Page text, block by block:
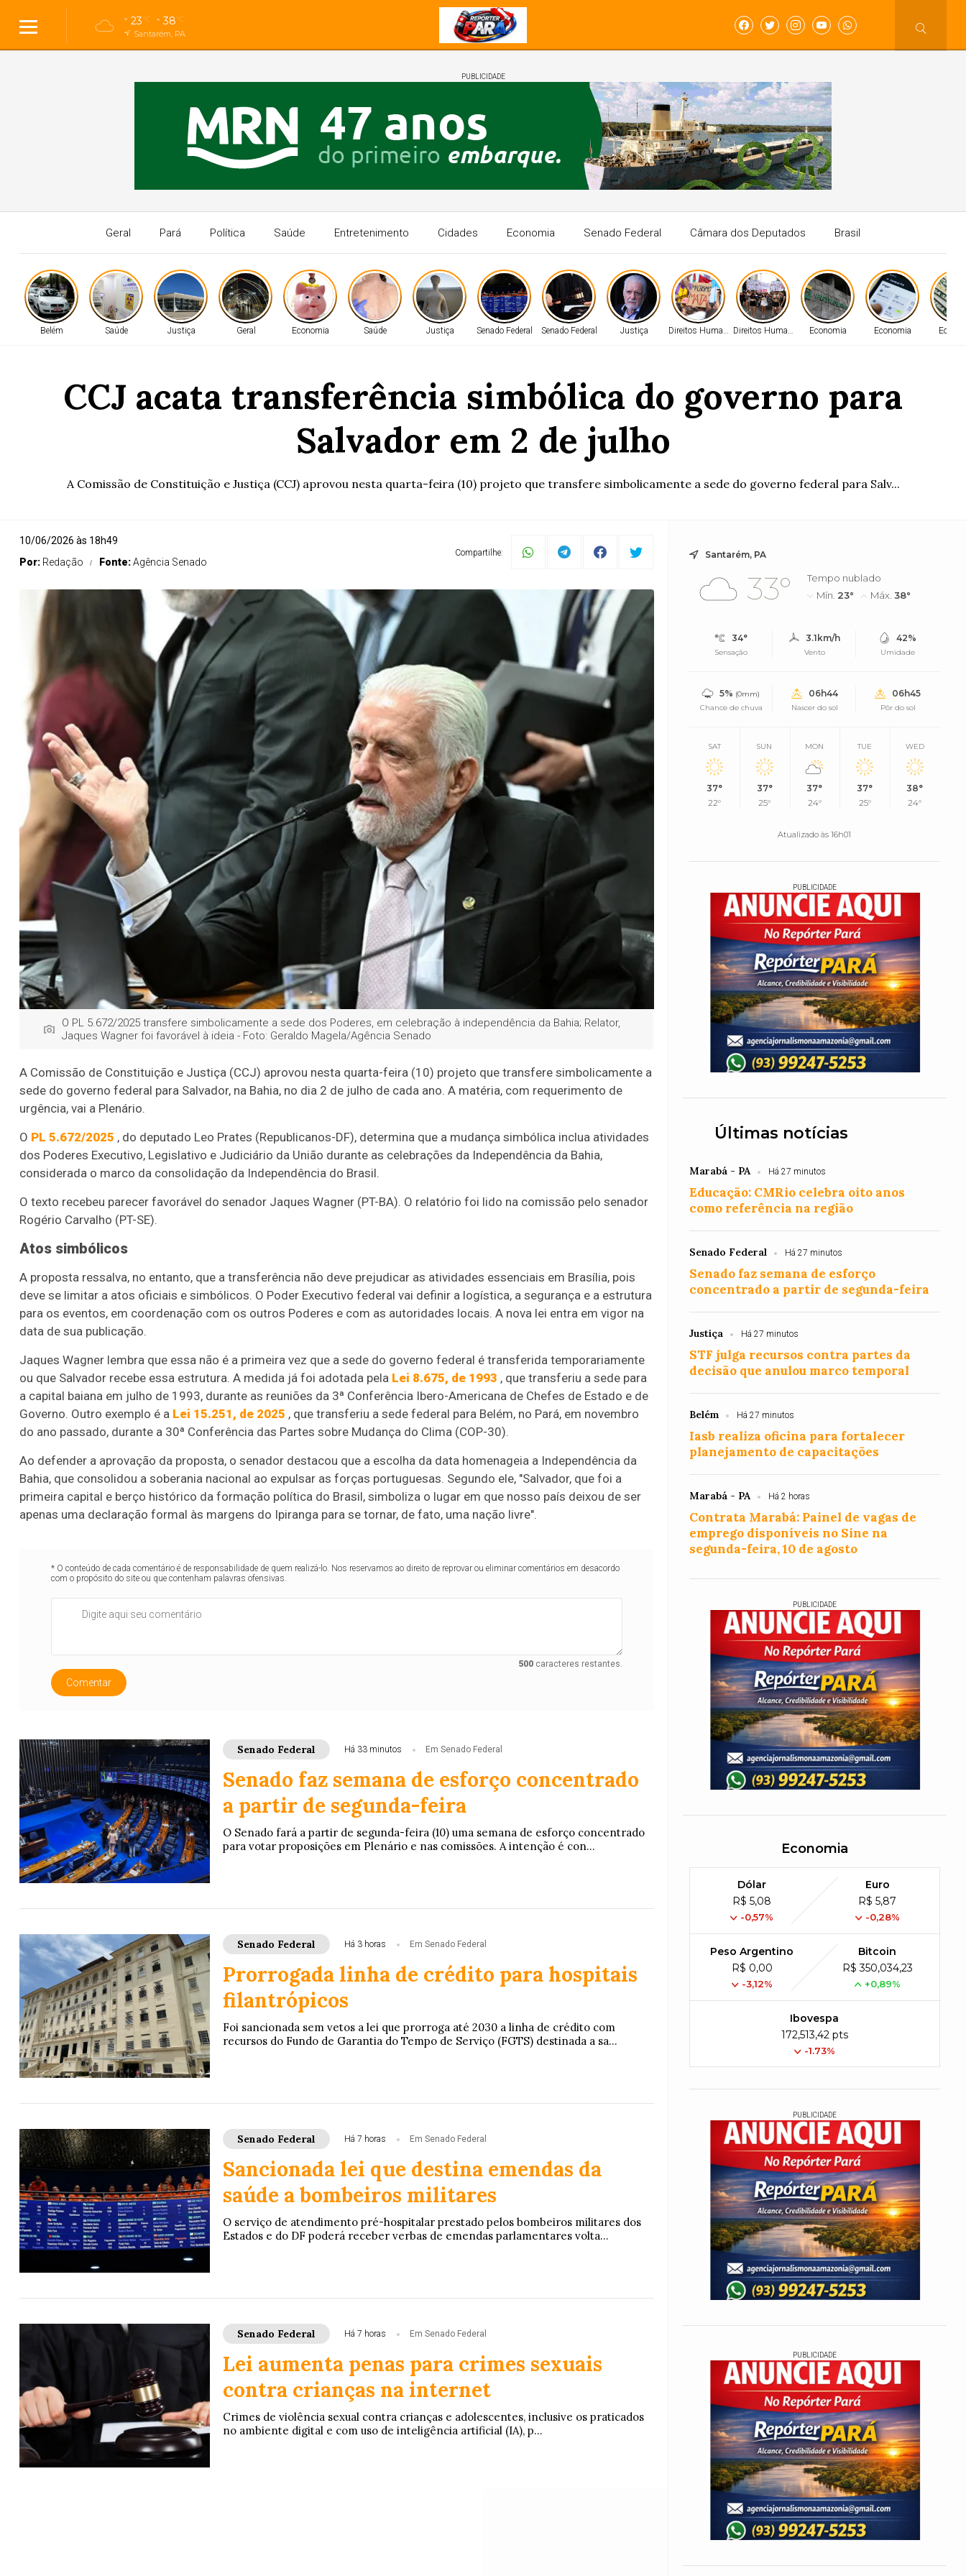
23°C 38°C
Santarém, PA
PUBLICIDADE
Geral Pará Política Saúde Entretenimento Cidades Economia Senado Federal Câmara dos Deputados Brasil
Belém Saúde Justiça Geral Economia Saúde Justiça Senado Federal Senado Federal Justiça Direitos HumanosDireitos Humanos Economia Economia
CCJ acata transferência simbólica do governo para
Salvador em 2 de julho
A Comissão de Constituição e Justiça (CCJ) aprovou nesta quarta-feira (10) projeto que transfere simbolicamente a sede do governo federal para Salv...
10/06/2026 às 18h49
Por: Redação Fonte:Agência Senado
Compartilhe:
O PL 5.672/2025 transfere simbolicamente a sede dos Poderes, em celebração à independência da Bahia; Relator,
Jaques Wagner foi favorável à ideia - Foto: Geraldo Magela/Agência Senado
A Comissão de Constituição e Justiça (CCJ) aprovou nesta quarta-feira (10) projeto que transfere simbolicamente a
sede do governo federal para Salvador, na Bahia, no dia 2 de julho de cada ano. A matéria, com requerimento de
urgência, vai a Plenário.
O PL 5.672/2025 , do deputado Leo Prates (Republicanos-DF), determina que a mudança simbólica inclua atividades
dos Poderes Executivo, Legislativo e Judiciário da União durante as celebrações da Independência da Bahia,
considerada o marco da consolidação da Independência do Brasil.
O texto recebeu parecer favorável do senador Jaques Wagner (PT-BA). O relatório foi lido na comissão pelo senador
Rogério Carvalho (PT-SE).
Atos simbólicos
A proposta ressalva, no entanto, que a transferência não deve prejudicar as atividades essenciais em Brasília, pois
deve se limitar a atos oficiais e simbólicos. O Poder Executivo federal vai definir a logística, a segurança e a estrutura
para os eventos, em coordenação com os outros Poderes e com as autoridades locais. A nova lei entra em vigor na
data de sua publicação.
Jaques Wagner lembra que essa não é a primeira vez que a sede do governo federal é transferida temporariamente
ou que Salvador recebe essa estrutura. A medida já foi adotada pela Lei 8.675, de 1993 , que transferiu a sede para
a capital baiana em julho de 1993, durante as reuniões da 3ª Conferência Ibero-Americana de Chefes de Estado e de
Governo. Outro exemplo é a Lei 15.251, de 2025 , que transferiu a sede federal para Belém, no Pará, em novembro
do ano passado, durante a 30ª Conferência das Partes sobre Mudança do Clima (COP-30).
Ao defender a aprovação da proposta, o senador destacou que a escolha da data homenageia a Independência da
Bahia, que consolidou a soberania nacional ao expulsar as forças portuguesas. Segundo ele, "Salvador, que foi a
primeira capital e berço histórico da formação política do Brasil, simboliza o lugar em que nosso país deixou de ser
apenas uma declaração formal às margens do Ipiranga para se tornar, de fato, uma nação livre".
* O conteúdo de cada comentário é de responsabilidade de quem realizá-lo. Nos reservamos ao direito de reprovar ou eliminar comentários em desacordo
com o propósito do site ou que contenham palavras ofensivas.
500caracteres restantes.
Comentar
Senado Federal Há 33 minutos Em Senado Federal
Senado faz semana de esforço concentrado
a partir de segunda-feira
O Senado fará a partir de segunda-feira (10) uma semana de esforço concentrado
para votar proposições em Plenário e nas comissões. A intenção é con...
Senado Federal Há 3 horas Em Senado Federal
Prorrogada linha de crédito para hospitais
filantrópicos
Foi sancionada sem vetos a lei que prorroga até 2030 a linha de crédito com
recursos do Fundo de Garantia do Tempo de Serviço (FGTS) destinada a sa...
Senado Federal Há 7 horas Em Senado Federal
Sancionada lei que destina emendas da
saúde a bombeiros militares
O serviço de atendimento pré-hospitalar prestado pelos bombeiros militares dos
Estados e do DF poderá receber verbas de emendas parlamentares volta...
Senado Federal Há 7 horas Em Senado Federal
Lei aumenta penas para crimes sexuais
contra crianças na internet
Crimes de violência sexual contra crianças e adolescentes, inclusive os praticados
no ambiente digital e com uso de inteligência artificial (IA), p...
Santarém, PA
33°
Tempo nublado
Mín. 23° Máx.38°
34°
Sensação
3.1km/h
Vento
42%
Umidade
5% (0mm)
Chance de chuva
06h44
Nascer do sol
06h45
Pôr do sol
SAT
37°
22°
SUN
37°
25°
MON
37°
24°
TUE
37°
25°
WED
38°
24°
Atualizado às 16h01
PUBLICIDADE
Últimas notícias
Marabá - PA Há 27 minutos
Educação: CMRio celebra oito anos
como referência na região
Senado Federal Há 27 minutos
Senado faz semana de esforço
concentrado a partir de segunda-feira
Justiça Há 27 minutos
STF julga recursos contra partes da
decisão que anulou marco temporal
Belém Há 27 minutos
Iasb realiza oficina para fortalecer
planejamento de capacitações
Marabá - PA Há 2 horas
Contrata Marabá: Painel de vagas de
emprego disponíveis no Sine na
segunda-feira, 10 de agosto
PUBLICIDADE
Economia
Dólar
R$ 5,08
-0,57%
Euro
R$ 5,87
-0,28%
Peso Argentino
R$ 0,00
-3,12%
Bitcoin
R$ 350,034,23
+0,89%
Ibovespa
172,513,42 pts
-1.73%
PUBLICIDADE
PUBLICIDADE